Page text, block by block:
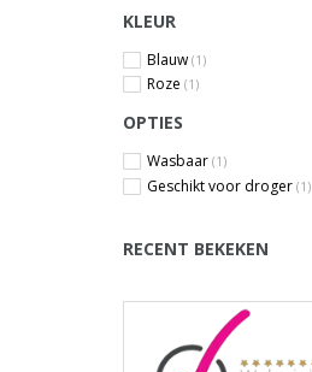
KLEUR
Blauw (1)
Roze (1)
OPTIES
Wasbaar (1)
Geschikt voor droger (1)
RECENT BEKEKEN